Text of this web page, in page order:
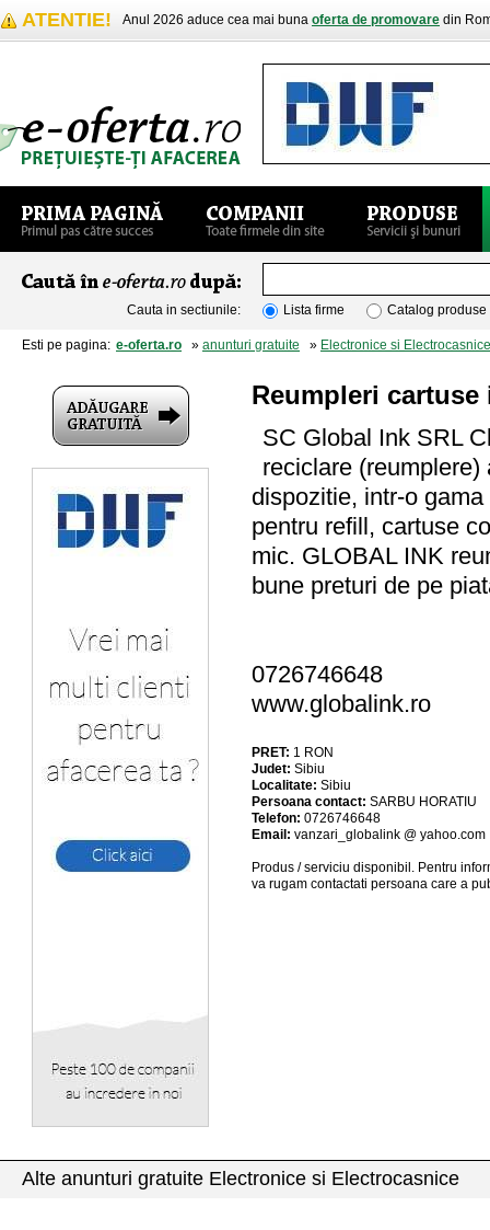
ATENTIE! Anul 2026 aduce cea mai buna oferta de promovare din
Cauta in sectiunile: Lista firme Catalog produse
Esti pe pagina: e-oferta.ro » anunturi gratuite » Electronice si Electrocasnice
Reumpleri
SC Global Ink SRL
reciclare
dispozitie, intr-o
pentru refill, cartuse
mic. GLOBAL INK
bune preturi de pe
0726746648
www.globalink.ro
PRET: 1 RON
Judet: Sibiu
Localitate: Sibiu
Persoana contact: SARBU HORATIU
Telefon: 0726746648
Email: vanzari_globalink @ yahoo.com
Produs / serviciu disponibil . Pentru
va rugam contactati persoana care a
Alte anunturi gratuite Electronice si Electrocasnice